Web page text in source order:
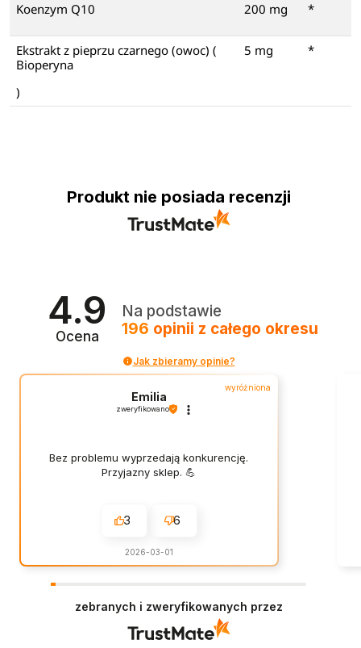
Koenzym Q10 200 mg *
Ekstrakt z pieprzu czarnego (owoc) (
Bioperyna
)
5 mg *
Produkt nie posiada recenzji
4.9
Ocena
Na podstawie
196 opinii z całego okresu
Jak zbieramy opinie?
wyróżniona
Emilia
zweryfikowano
Bez problemu wyprzedają konkurencję.
Przyjazny sklep. 💪
3 6
2026-03-01
zebranych i zweryfikowanych przez